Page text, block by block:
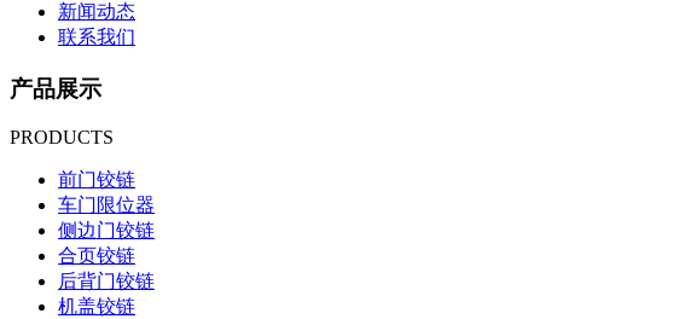
新闻动态
联系我们
产品展示
PRODUCTS
前门铰链
车门限位器
侧边门铰链
合页铰链
后背门铰链
机盖铰链